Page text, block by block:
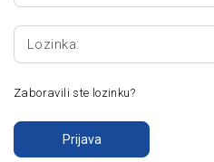
Lozinka:
Zaboravili ste lozinku?
Prijava